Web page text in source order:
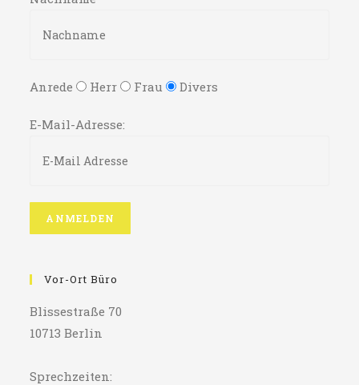
Anrede Herr Frau Divers
E-Mail-Adresse:
Vor-Ort Büro
Blissestraße 70
10713 Berlin
Sprechzeiten: